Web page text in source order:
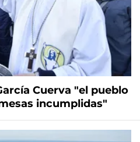
Cuerva "el pueblo
incumplidas"